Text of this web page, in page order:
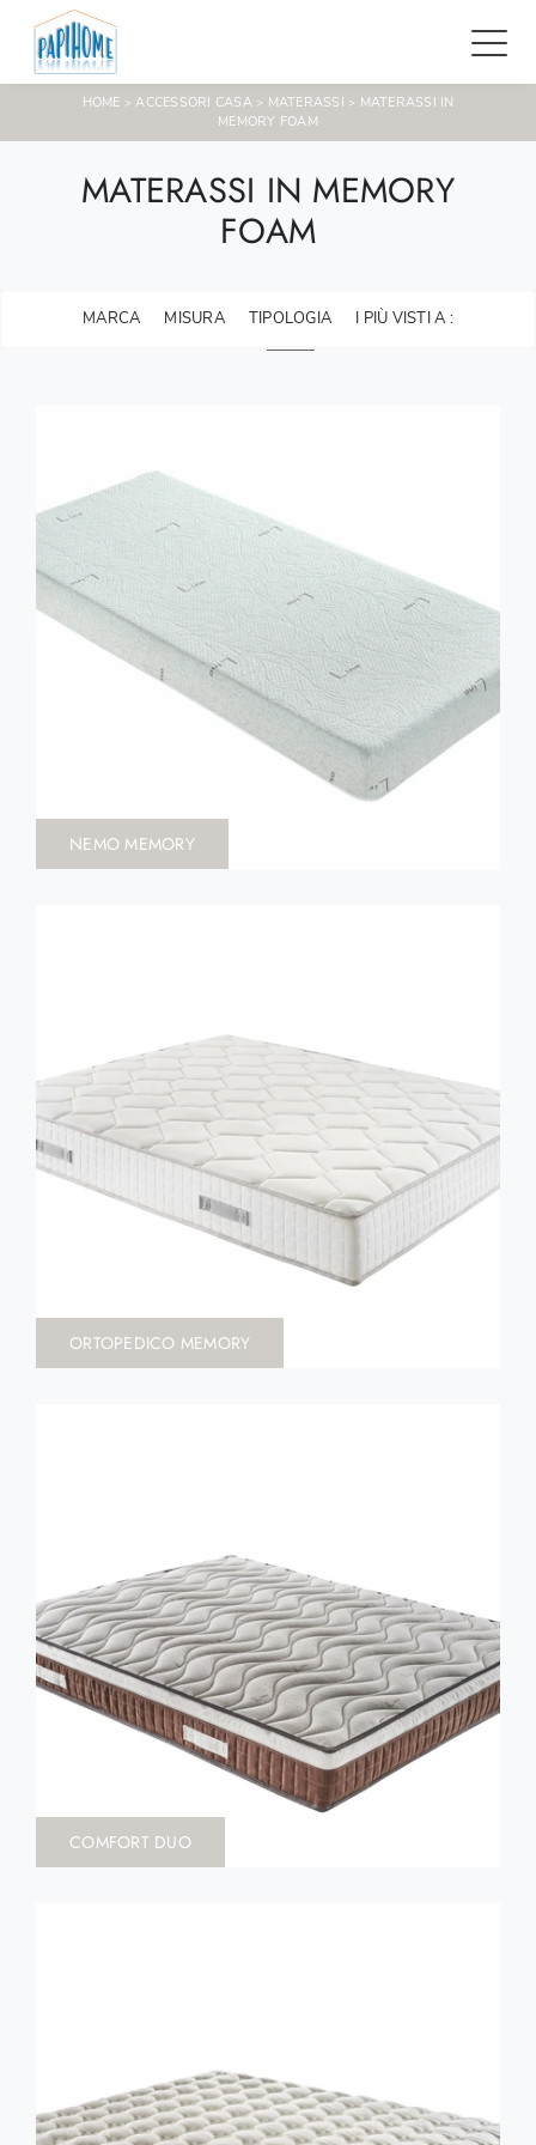
HOME >ACCESSORI CASA> MATERASSI > MATERASSI IN
MEMORY FOAM
MATERASSI IN MEMORY
FOAM
MARCA MISURA TIPOLOGIA I PIÙ VISTI A :
NEMO MEMORY
ORTOPEDICO MEMORY
COMFORT DUO